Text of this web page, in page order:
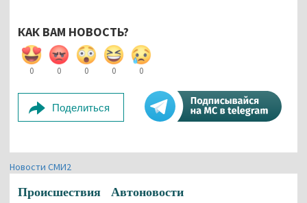
КАК ВАМ НОВОСТЬ?
0 0 0 0 0
Поделиться
Новости СМИ2
Происшествия Автоновости